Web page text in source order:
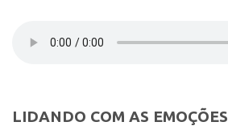
LIDANDO COM AS EMOÇÕES